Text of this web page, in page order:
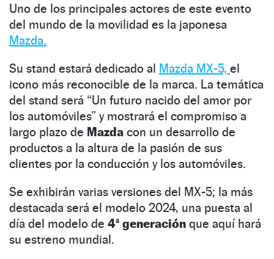
Uno de los principales actores de este evento
del mundo de la movilidad es la japonesa
Mazda.
Su stand estará dedicado al Mazda MX-5, el
icono más reconocible de la marca. La temática
del stand será “Un futuro nacido del amor por
los automóviles” y mostrará el compromiso a
largo plazo de Mazda con un desarrollo de
productos a la altura de la pasión de sus
clientes por la conducción y los automóviles.
Se exhibirán varias versiones del MX-5; la más
destacada será el modelo 2024, una puesta al
día del modelo de 4ª generación que aquí hará
su estreno mundial.